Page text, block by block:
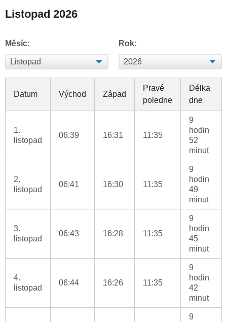
Listopad 2026
Měsíc: Rok:
Datum Východ Západ
Pravé
poledne
Délka
dne
1.
listopad
06:39 16:31 11:35
9
hodin
52
minut
2.
listopad
06:41 16:30 11:35
9
hodin
49
minut
3.
listopad
06:43 16:28 11:35
9
hodin
45
minut
4.
listopad
06:44 16:26 11:35
9
hodin
42
minut
9